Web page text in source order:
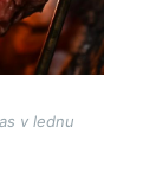
v lednu